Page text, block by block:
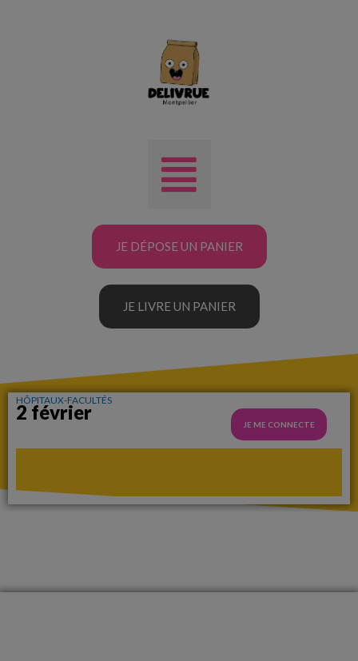
JE DÉPOSE UN PANIER
JE LIVRE UN PANIER
HÔPITAUX-FACULTÉS
2 février
JE ME CONNECTE